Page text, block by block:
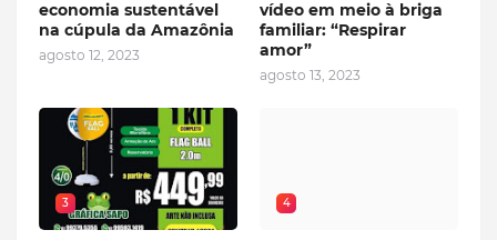
economia sustentável
na cúpula da Amazônia
agosto 12, 2023
vídeo em meio à briga
familiar: “Respirar
amor”
agosto 13, 2023
3 4